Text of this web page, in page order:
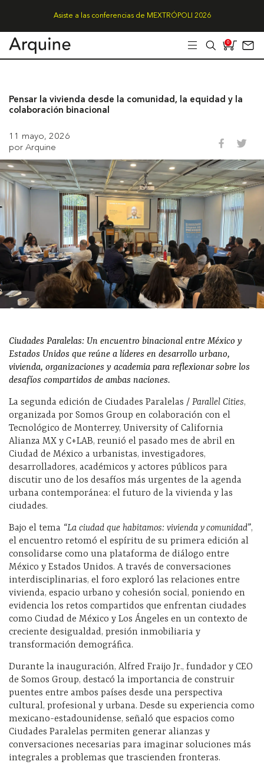
Asiste a las conferencias de MEXTRÓPOLI 2026
0
Pensar la vivienda desde la comunidad, la equidad y la
colaboración binacional
11 mayo, 2026
por Arquine
Ciudades Paralelas: Un encuentro binacional entre México y
Estados Unidos que reúne a líderes en desarrollo urbano,
vivienda, organizaciones y academia para reflexionar sobre los
desafíos compartidos de ambas naciones.
La segunda edición de Ciudades Paralelas / Parallel Cities,
organizada por Somos Group en colaboración con el
Tecnológico de Monterrey, University of California
Alianza MX y C+LAB, reunió el pasado mes de abril en
Ciudad de México a urbanistas, investigadores,
desarrolladores, académicos y actores públicos para
discutir uno de los desafíos más urgentes de la agenda
urbana contemporánea: el futuro de la vivienda y las
ciudades.
Bajo el tema “La ciudad que habitamos: vivienda y comunidad”,
el encuentro retomó el espíritu de su primera edición al
consolidarse como una plataforma de diálogo entre
México y Estados Unidos. A través de conversaciones
interdisciplinarias, el foro exploró las relaciones entre
vivienda, espacio urbano y cohesión social, poniendo en
evidencia los retos compartidos que enfrentan ciudades
como Ciudad de México y Los Ángeles en un contexto de
creciente desigualdad, presión inmobiliaria y
transformación demográfica.
Durante la inauguración, Alfred Fraijo Jr., fundador y CEO
de Somos Group, destacó la importancia de construir
puentes entre ambos países desde una perspectiva
cultural, profesional y urbana. Desde su experiencia como
mexicano-estadounidense, señaló que espacios como
Ciudades Paralelas permiten generar alianzas y
conversaciones necesarias para imaginar soluciones más
integrales a problemas que trascienden fronteras.